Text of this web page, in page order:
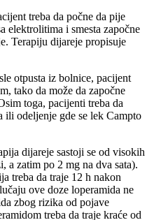
treba da počne da pije
elektrolitima i smesta započne
Terapiju dijareje propisuje
otpusta iz bolnice, pacijent
tako da može da započne
toga, pacijenti treba da
ili odeljenje gde se lek Campto
dijareje sastoji se od visokih
a zatim po 2 mg na dva sata).
treba da traje 12 h nakon
ove doze loperamida ne
zbog rizika od pojave
treba da traje kraće od